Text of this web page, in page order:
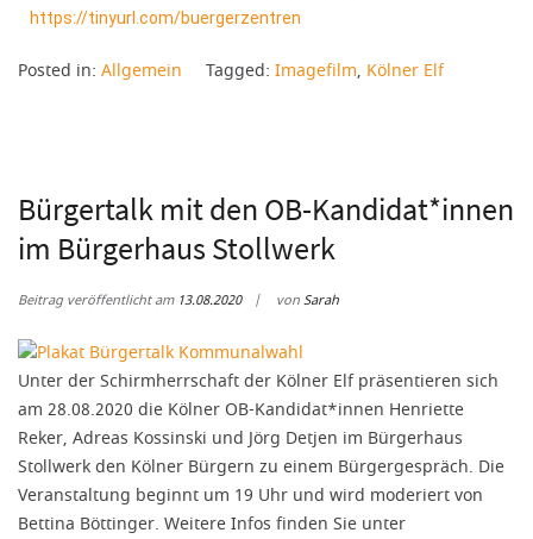
https://tinyurl.com/buergerzentren
Posted in: Allgemein Tagged: Imagefilm, Kölner Elf
Bürgertalk mit den OB-Kandidat*innen
im Bürgerhaus Stollwerk
Beitrag veröffentlicht am 13.08.2020 vonSarah
Unter der Schirmherrschaft der Kölner Elf präsentieren sich
am 28.08.2020 die Kölner OB-Kandidat*innen Henriette
Reker, Adreas Kossinski und Jörg Detjen im Bürgerhaus
Stollwerk den Kölner Bürgern zu einem Bürgergespräch. Die
Veranstaltung beginnt um 19 Uhr und wird moderiert von
Bettina Böttinger. Weitere Infos finden Sie unter